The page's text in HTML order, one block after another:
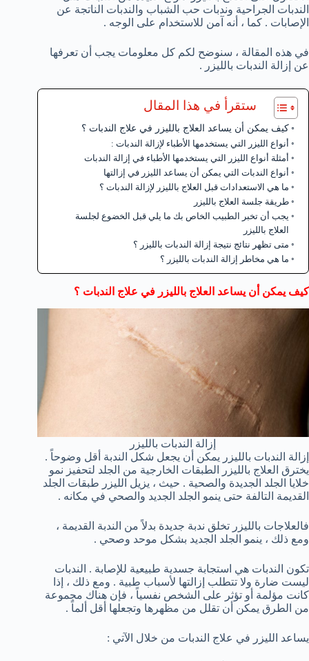
الندبات الجراحية وندبات حب الشباب والندبات الناتجة عن
الإصابات . كما ، أنه آمن للاستخدام على الوجه .
في هذه المقالة ، سنوضح لكم كل معلومات يجب أن تعرفها
عن إزالة الندبات بالليزر .
ستقرأ في هذا المقال
كيف يمكن أن يساعد العلاج بالليزر في علاج الندبات ؟
أنواع الليزر التي يستخدمها الأطباء لإزالة الندبات :
أمثلة أنواع الليزر التي يستخدمها الأطباء في إزالة الندبات
أنواع الندبات التي يمكن أن يساعد الليزر في إزالتها
ما هي الاستعدادات قبل العلاج بالليزر لإزالة الندبات ؟
طريقة جلسة العلاج بالليزر
يجب أن تخبر الطبيب الخاص بك ما يلي قبل الخضوع لجلسة
العلاج بالليزر
متى تظهر نتائج نتيجة إزالة الندبات بالليزر ؟
ما هي مخاطر إزالة الندبات بالليزر ؟
كيف يمكن أن يساعد العلاج بالليزر في علاج الندبات ؟
إزالة الندبات بالليزر
إزالة الندبات بالليزر يمكن أن يجعل شكل الندبة أقل وضوحاً .
يخترق العلاج بالليزر الطبقات الخارجية من الجلد لتحفيز نمو
خلايا الجلد الجديدة والصحية . حيث ، يزيل الليزر طبقات الجلد
القديمة التالفة حتى ينمو الجلد الجديد والصحي في مكانه .
فالعلاجات بالليزر تخلق ندبة جديدة بدلاً من الندبة القديمة ،
ومع ذلك ، ينمو الجلد الجديد بشكل موحد وصحي .
تكون الندبات هي استجابة جسدية طبيعية للإصابة . الندبات
ليست ضارة ولا تتطلب إزالتها لأسباب طبية . ومع ذلك ، إذا
كانت مؤلمة أو تؤثر على الشخص نفسياً ، فإن هناك مجموعة
من الطرق يمكن أن تقلل من مظهرها وتجعلها أقل ألماً .
يساعد الليزر في علاج الندبات من خلال الآتي :